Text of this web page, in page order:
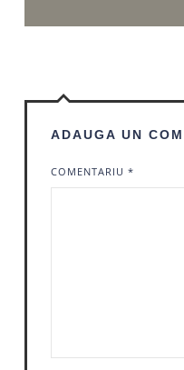
ADAUGA UN
COMENTARIU *